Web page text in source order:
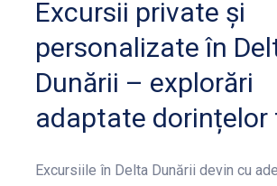
Excursii private și
personalizate în
Dunării – explorări
adaptate dorințelor
Excursiile în Delta Dunării devin cu